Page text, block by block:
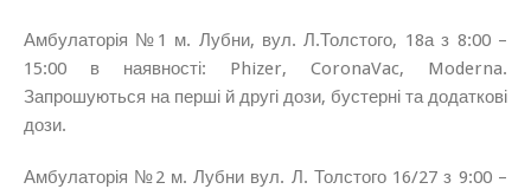
Амбулаторія №1 м. Лубни, вул. Л.Толстого, 18а з 8:00 –
15:00 в наявності: Phizer, CoronaVac, Moderna.
Запрошуються на перші й другі дози, бустерні та додаткові
дози.
Амбулаторія №2 м. Лубни вул. Л. Толстого 16/27 з 9:00 –